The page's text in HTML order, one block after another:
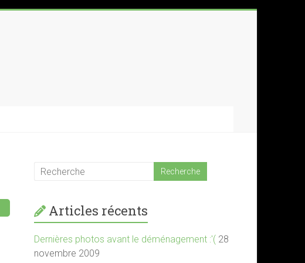
Articles récents
Dernières photos avant le déménagement :'( 28
novembre 2009